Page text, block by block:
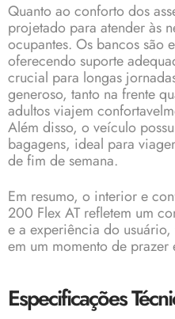
Quanto ao conforto dos
projetado para atender às
ocupantes. Os bancos são
oferecendo suporte
crucial para longas
generoso, tanto na frente
adultos viajem
Além disso, o veículo
bagagens, ideal para
de fim de semana.
Em resumo, o interior e
200 Flex AT refletem um
e a experiência do
em um momento de prazer
Especificações